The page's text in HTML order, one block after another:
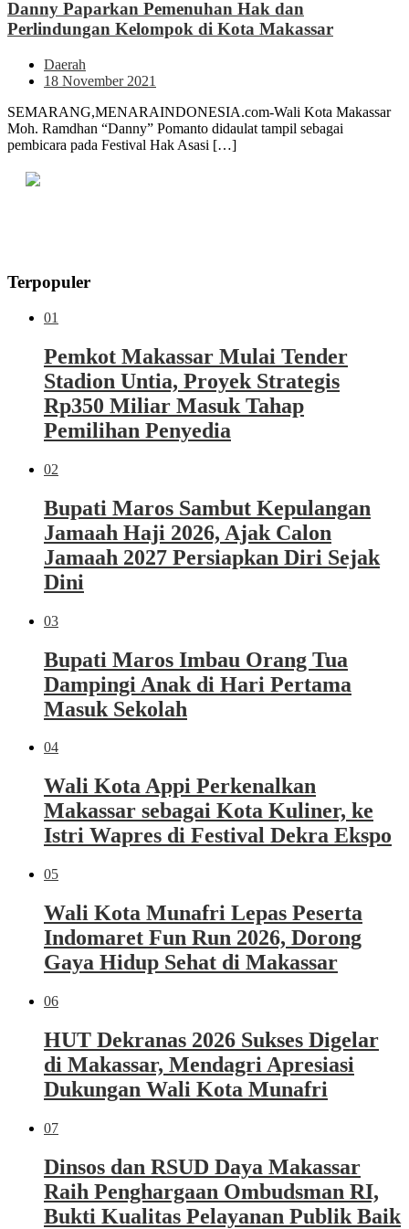
Danny Paparkan Pemenuhan Hak dan
Perlindungan Kelompok di Kota Makassar
Daerah
18 November 2021
SEMARANG,MENARAINDONESIA.com-Wali Kota Makassar
Moh. Ramdhan “Danny” Pomanto didaulat tampil sebagai
pembicara pada Festival Hak Asasi […]
Terpopuler
01
Pemkot Makassar Mulai Tender
Stadion Untia, Proyek Strategis
Rp350 Miliar Masuk Tahap
Pemilihan Penyedia
02
Bupati Maros Sambut Kepulangan
Jamaah Haji 2026, Ajak Calon
Jamaah 2027 Persiapkan Diri Sejak
Dini
03
Bupati Maros Imbau Orang Tua
Dampingi Anak di Hari Pertama
Masuk Sekolah
04
Wali Kota Appi Perkenalkan
Makassar sebagai Kota Kuliner, ke
Istri Wapres di Festival Dekra Ekspo
05
Wali Kota Munafri Lepas Peserta
Indomaret Fun Run 2026, Dorong
Gaya Hidup Sehat di Makassar
06
HUT Dekranas 2026 Sukses Digelar
di Makassar, Mendagri Apresiasi
Dukungan Wali Kota Munafri
07
Dinsos dan RSUD Daya Makassar
Raih Penghargaan Ombudsman RI,
Bukti Kualitas Pelayanan Publik Baik